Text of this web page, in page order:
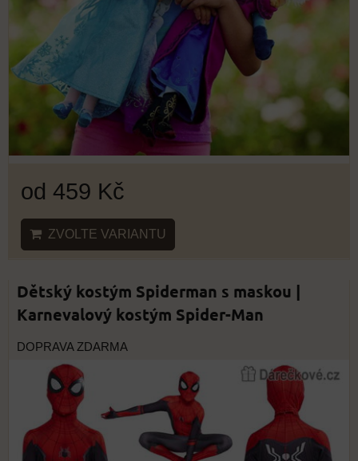
od 459 Kč
ZVOLTE VARIANTU
Dětský kostým Spiderman s maskou |
Karnevalový kostým Spider-Man
DOPRAVA ZDARMA